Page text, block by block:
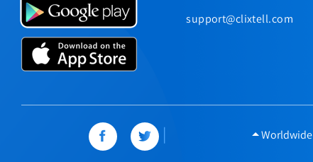
support@clixtell.com
Worldwide
|